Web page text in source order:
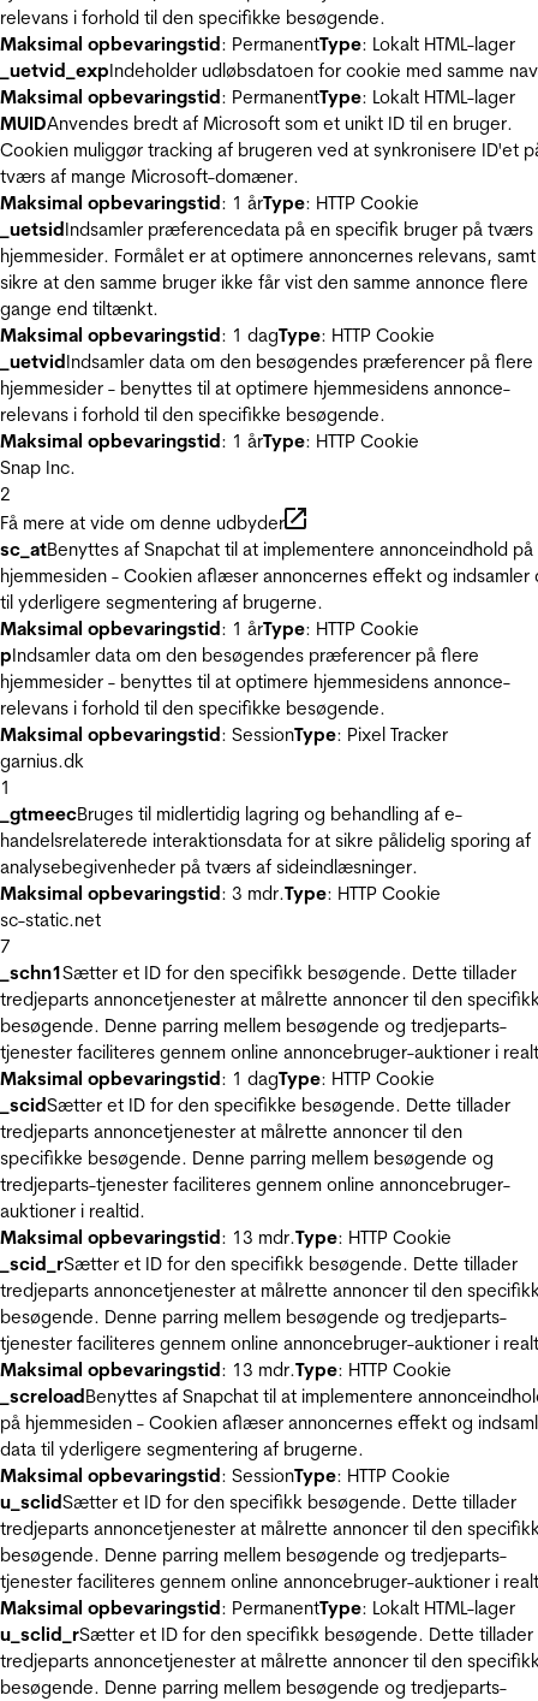
relevans i forhold til den specifikke besøgende.
Maksimal opbevaringstid: PermanentType: Lokalt HTML-lager
_uetvid_expIndeholder udløbsdatoen for cookie med samme
Maksimal opbevaringstid: PermanentType: Lokalt HTML-lager
MUIDAnvendes bredt af Microsoft som et unikt ID til en bruger.
Cookien muliggør tracking af brugeren ved at synkronisere ID'et
tværs af mange Microsoft-domæner.
Maksimal opbevaringstid: 1 årType: HTTP Cookie
_uetsidIndsamler præferencedata på en specifik bruger på tværs
hjemmesider. Formålet er at optimere annoncernes relevans, samt
sikre at den samme bruger ikke får vist den samme annonce flere
gange end tiltænkt.
Maksimal opbevaringstid: 1 dagType: HTTP Cookie
_uetvidIndsamler data om den besøgendes præferencer på flere
hjemmesider - benyttes til at optimere hjemmesidens annonce-
relevans i forhold til den specifikke besøgende.
Maksimal opbevaringstid: 1 årType: HTTP Cookie
Snap Inc.
2
Få mere at vide om denne udbyder
sc_atBenyttes af Snapchat til at implementere annonceindhold på
hjemmesiden - Cookien aflæser annoncernes effekt og indsamler
til yderligere segmentering af brugerne.
Maksimal opbevaringstid: 1 årType: HTTP Cookie
pIndsamler data om den besøgendes præferencer på flere
hjemmesider - benyttes til at optimere hjemmesidens annonce-
relevans i forhold til den specifikke besøgende.
Maksimal opbevaringstid: SessionType: Pixel Tracker
garnius.dk
1
_gtmeecBruges til midlertidig lagring og behandling af e-
handelsrelaterede interaktionsdata for at sikre pålidelig sporing af
analysebegivenheder på tværs af sideindlæsninger.
Maksimal opbevaringstid: 3 mdr.Type: HTTP Cookie
sc-static.net
7
_schn1Sætter et ID for den specifikk besøgende. Dette tillader
tredjeparts annoncetjenester at målrette annoncer til den
besøgende. Denne parring mellem besøgende og tredjeparts-
tjenester faciliteres gennem online annoncebruger-auktioner i
Maksimal opbevaringstid: 1 dagType: HTTP Cookie
_scidSætter et ID for den specifikke besøgende. Dette tillader
tredjeparts annoncetjenester at målrette annoncer til den
specifikke besøgende. Denne parring mellem besøgende og
tredjeparts-tjenester faciliteres gennem online annoncebruger-
auktioner i realtid.
Maksimal opbevaringstid: 13 mdr.Type: HTTP Cookie
_scid_rSætter et ID for den specifikk besøgende. Dette tillader
tredjeparts annoncetjenester at målrette annoncer til den
besøgende. Denne parring mellem besøgende og tredjeparts-
tjenester faciliteres gennem online annoncebruger-auktioner i
Maksimal opbevaringstid: 13 mdr.Type: HTTP Cookie
_screloadBenyttes af Snapchat til at implementere
på hjemmesiden - Cookien aflæser annoncernes effekt og
data til yderligere segmentering af brugerne.
Maksimal opbevaringstid: SessionType: HTTP Cookie
u_sclidSætter et ID for den specifikk besøgende. Dette tillader
tredjeparts annoncetjenester at målrette annoncer til den
besøgende. Denne parring mellem besøgende og tredjeparts-
tjenester faciliteres gennem online annoncebruger-auktioner i
Maksimal opbevaringstid: PermanentType: Lokalt HTML-lager
u_sclid_rSætter et ID for den specifikk besøgende. Dette tillader
tredjeparts annoncetjenester at målrette annoncer til den
besøgende. Denne parring mellem besøgende og tredjeparts-